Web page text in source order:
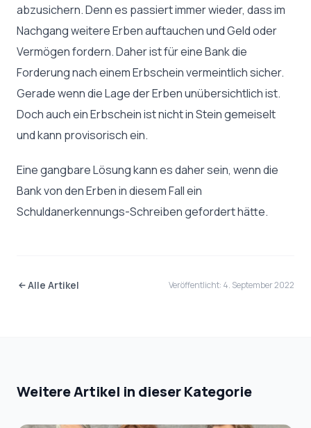
abzusichern. Denn es passiert immer wieder, dass im
Nachgang weitere Erben auftauchen und Geld oder
Vermögen fordern. Daher ist für eine Bank die
Forderung nach einem Erbschein vermeintlich sicher.
Gerade wenn die Lage der Erben unübersichtlich ist.
Doch auch ein Erbschein ist nicht in Stein gemeiselt
und kann provisorisch ein.
Eine gangbare Lösung kann es daher sein, wenn die
Bank von den Erben in diesem Fall ein
Schuldanerkennungs-Schreiben gefordert hätte.
Alle Artikel Veröffentlicht: 4. September 2022
Weitere Artikel in dieser Kategorie